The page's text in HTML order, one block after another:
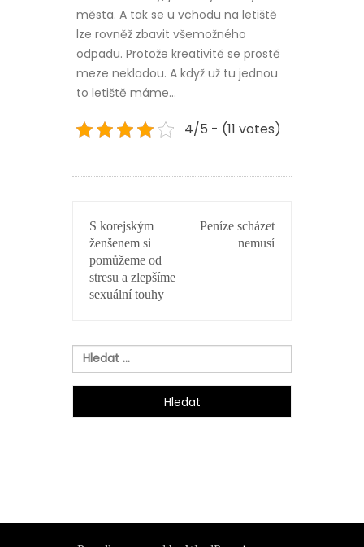
města. A tak se u vchodu na letiště
lze rovněž zbavit všemožného
odpadu. Protože kreativitě se prostě
meze nekladou. A když už tu jednou
to letiště máme…
4/5 - (11 votes)
PRO
PŘÍSPĚVEK
S korejským
ženšenem si
pomůžeme od
stresu a zlepšíme
sexuální touhy
Peníze scházet
nemusí
Vyhledávání